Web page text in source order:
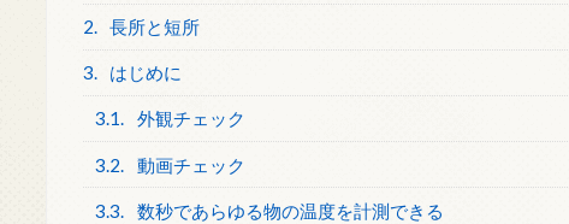
2. 長所と短所
3. はじめに
3.1. 外観チェック
3.2. 動画チェック
3.3. 数秒であらゆる物の温度を計測できる